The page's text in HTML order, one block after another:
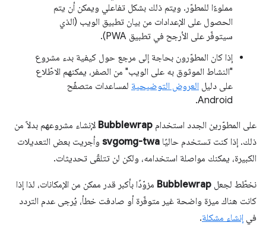
مملوءًا للمطوّر. ويتم ذلك بشكل تفاعلي ويمكن أن يتم
الحصول على الإعدادات من بيان تطبيق الويب (الذي
سيتوفّر على الأرجح في تطبيق PWA).
إذا كان المطوّرون بحاجة إلى مرجع حول كيفية بدء مشروع
"النشاط الموثوق به على الويب" من الصفر، يمكنهم الاطّلاع
على دليل العروض التوضيحية لمساعدات متصفّح
Android.
على المطوّرين الجدد استخدام Bubblewrap لإنشاء مشروعهم بدلاً من
ذلك. إذا كنت تستخدم حاليًا svgomg-twa وأجريت بعض التعديلات
الكبيرة، يمكنك مواصلة استخدامه، ولكن لن تتلقّى تحديثات.
نخطّط لجعل Bubblewrap مزوّدًا بأكبر قدر ممكن من الإمكانات، لذا إذا
كانت هناك ميزة واضحة غير متوفّرة أو صادفت خطأ، يُرجى عدم التردد
في إنشاء مشكلة.